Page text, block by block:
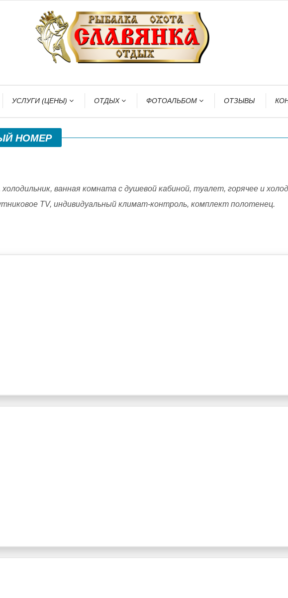
УСЛУГИ (ЦЕНЫ) ОТДЫХ ФОТОАЛЬБОМ ОТЗЫВЫ
НОМЕР
ванная комната с душевой кабиной, туалет, горячее и
TV, индивидуальный климат-контроль, комплект полотенец.